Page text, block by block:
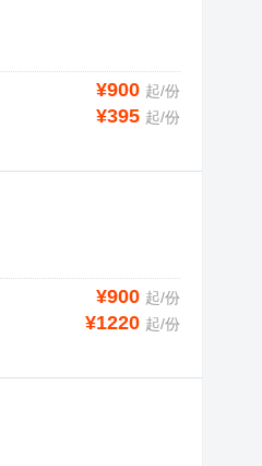
¥900 起/份
¥395 起/份
¥900 起/份
¥1220 起/份